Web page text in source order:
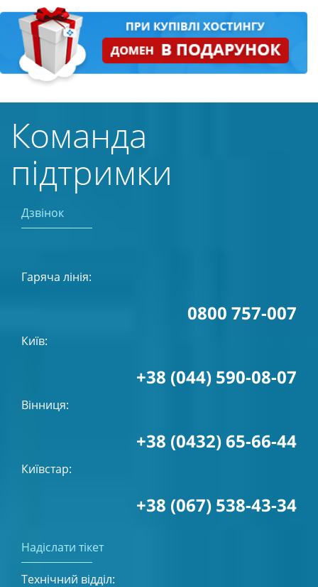
Команда
підтримки
Дзвінок
Гаряча лінія:
0800 757-007
Київ:
+38 (044) 590-08-07
Вінниця:
+38 (0432) 65-66-44
Київстар:
+38 (067) 538-43-34
Надіслати тікет
Технічний відділ: